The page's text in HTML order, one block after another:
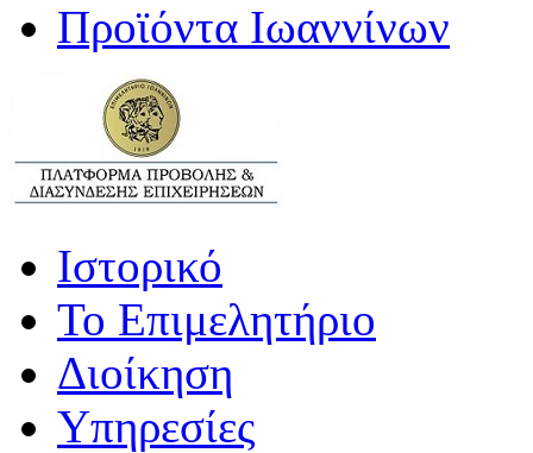
Προϊόντα Ιωαννίνων
Ιστορικό
Το Επιμελητήριο
Διοίκηση
Υπηρεσίες